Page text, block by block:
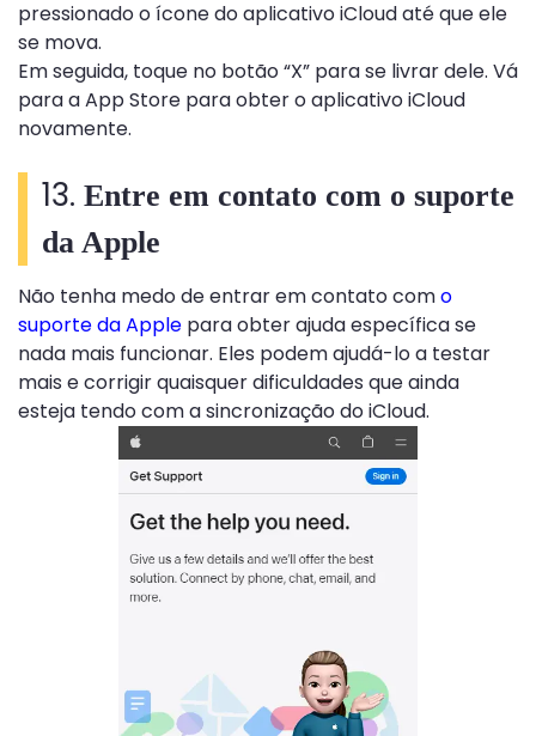
pressionado o ícone do aplicativo iCloud até que ele
se mova.
Em seguida, toque no botão “X” para se livrar dele. Vá
para a App Store para obter o aplicativo iCloud
novamente.
13. Entre em contato com o suporte
da Apple
Não tenha medo de entrar em contato como
suporte da Apple para obter ajuda específica se
nada mais funcionar. Eles podem ajudá-lo a testar
mais e corrigir quaisquer dificuldades que ainda
esteja tendo com a sincronização do iCloud.